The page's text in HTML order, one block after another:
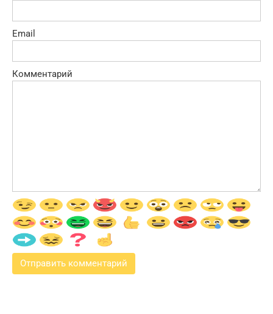
Email
Комментарий